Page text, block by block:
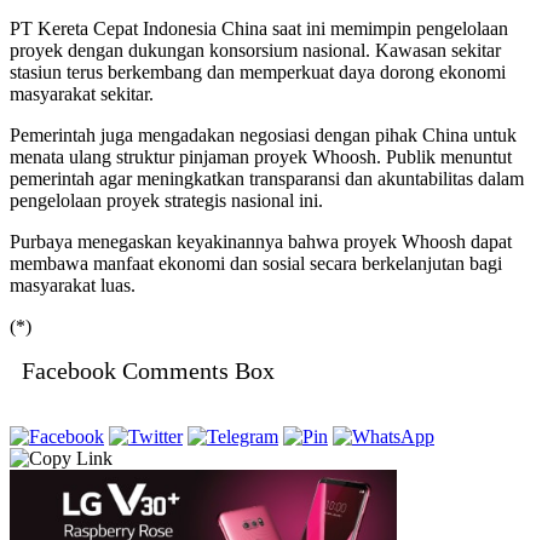
PT Kereta Cepat Indonesia China saat ini memimpin pengelolaan
proyek dengan dukungan konsorsium nasional. Kawasan sekitar
stasiun terus berkembang dan memperkuat daya dorong ekonomi
masyarakat sekitar.
Pemerintah juga mengadakan negosiasi dengan pihak China untuk
menata ulang struktur pinjaman proyek Whoosh. Publik menuntut
pemerintah agar meningkatkan transparansi dan akuntabilitas dalam
pengelolaan proyek strategis nasional ini.
Purbaya menegaskan keyakinannya bahwa proyek Whoosh dapat
membawa manfaat ekonomi dan sosial secara berkelanjutan bagi
masyarakat luas.
(*)
Facebook Comments Box